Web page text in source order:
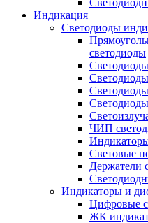
Индикация
Светодиоды
светодиоды
Светодиоды
ЧИП
Световые
Держатели
Индикаторы и
Цифровые
ЖК